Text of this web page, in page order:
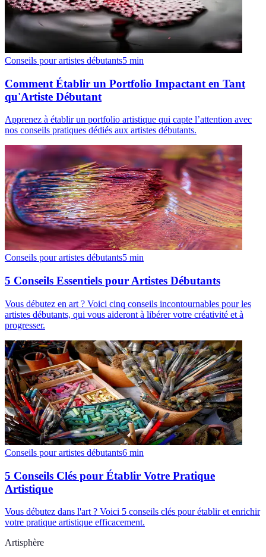
Conseils pour artistes débutants5 min
Comment Établir un Portfolio Impactant en Tant
qu'Artiste Débutant
Apprenez à établir un portfolio artistique qui capte l’attention avec
nos conseils pratiques dédiés aux artistes débutants.
Conseils pour artistes débutants5 min
5 Conseils Essentiels pour Artistes Débutants
Vous débutez en art ? Voici cinq conseils incontournables pour les
artistes débutants, qui vous aideront à libérer votre créativité et à
progresser.
Conseils pour artistes débutants6 min
5 Conseils Clés pour Établir Votre Pratique
Artistique
Vous débutez dans l'art ? Voici 5 conseils clés pour établir et enrichir
votre pratique artistique efficacement.
Artisphère